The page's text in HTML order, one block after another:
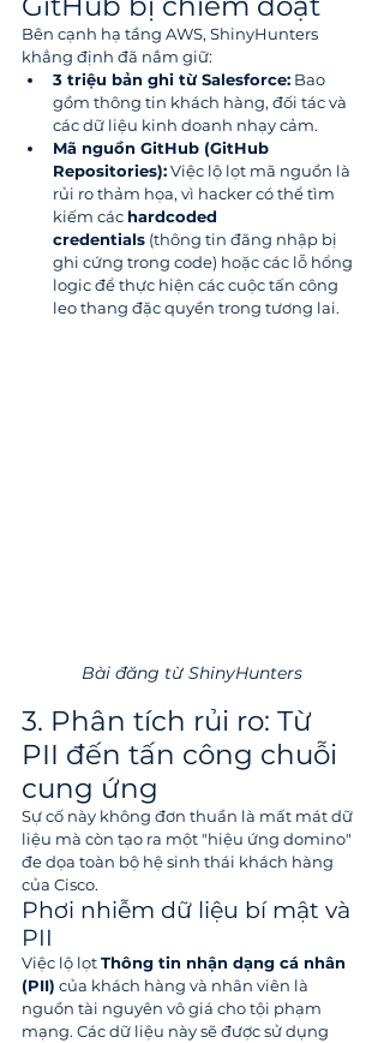
Bên cạnh hạ tầng AWS, ShinyHunters
khẳng định đã nắm giữ:
3 triệu bản ghi từ Salesforce: Bao
gồm thông tin khách hàng, đối tác và
các dữ liệu kinh doanh nhạy cảm.
Mã nguồn GitHub (GitHub
Repositories): Việc lộ lọt mã nguồn là
rủi ro thảm họa, vì hacker có thể tìm
kiếm các hardcoded
credentials (thông tin đăng nhập bị
ghi cứng trong code) hoặc các lỗ hổng
logic để thực hiện các cuộc tấn công
leo thang đặc quyền trong tương lai.
Bài đăng từ ShinyHunters
3. Phân tích rủi ro: Từ
PII đến tấn công chuỗi
cung ứng
Sự cố này không đơn thuần là mất mát dữ
liệu mà còn tạo ra một "hiệu ứng domino"
đe dọa toàn bộ hệ sinh thái khách hàng
của Cisco.
Phơi nhiễm dữ liệu bí mật và
PII
Việc lộ lọt Thông tin nhận dạng cá nhân
(PII) của khách hàng và nhân viên là
nguồn tài nguyên vô giá cho tội phạm
mạng. Các dữ liệu này sẽ được sử dụng